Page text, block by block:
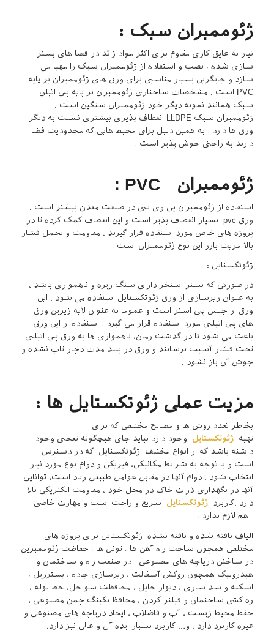
ژئوممبران سبک :
نیاز به عایق کاری مقاوم برای اکثر مواد زائد در فضا های بستر
سازی شده ، نصب و استفاده از ژئوممبران سبک را مهیا می
سازد و جایگزین بسیار مناسبی برای ورق های ژئوممبران بر پایه
PVC است . مشخصات ساختاری ژئوممبران بر پایه پلی اتیلن
سبک همانند نمونه دیگر خود ژئوممبران سنگین است .
ژئوممبران سبک LLDPE انعطاف پذیری بیشتری نسبت به دیگر
ورق ها دارد . به همین دلیل برای محیط هایی که محدودیت فضا
دارند به راحتی جوش پذیر است .
ژئوممبران PVC :
استفاده از ژئوممبران پی وی سی در صنعت معدن بیشتر است .
ورق pvc بسیار انعطاف پذیر است و این انعطاف کمک کرده تا در
پروژه های خاص مورد استفاده قرار گیرند . مقاومت و تحمل فشار
بالا مزیت بارز این نوع ژئوممبران است .
ژئوتکستایل :
در صورتی که بستر استخر دارای سنگ ریزه و ناهمواری باشد ،
به عنوان زیرسازی از ورق ژئوتکستایل استفاده می شود . این
ورق از جنس پلی استر است و عموما به عنوان لایه زیرین ورق
های پلی اتیلنی مورد استفاده قرار می گیرد . استفاده از این ورق
باعث می شود تا در گذشت زمان، ناهمواری ها به ورق پلی اتیلنی
تحت فشار آسیب نرسانند و ورق در بلند مدت دچار تاب نشده و
جوش آن باز نشود .
مزیت عملی ژئوتکستایل ها :
بخاطر تعدد روش ها و مصالح مختلفی که برای
تهیه ژئوتکستایل وجود دارد نباید جای هیچگونه تعجبی وجود
داشته باشد که از انواع مختلف ژئوتکستایل که در دسترس
است و با توجه به شرایط مکانیکی، فیزیکی و دوام نوع مورد نیاز
انتخاب شود . دوام آنها در مقابل عوامل طبیعی زیاد است، توانایی
آنها در نگهداری ذرات خاک در محل خود ، مقاومت الکتریکی بالا
دارد .کاربرد ژئوتکستایل سریع و راحت است و مهارت خاصی
هم لازم ندارد ،
الیاف بافته شده و بافته نشده ژئوتکستایل برای پروژه های
مختلفی همچون ساخت راه آهن ها ، تونل ها ، حفاظت ژئوممبرین
در ساختن دریاچه های مصنوعی در صنعت راه و ساختمان و
هیدرولیک همچون روکش آسفالت ، زیرسازی جاده ، بسترریل ،
اسکله و سد سازی ، دیوار حایل ، محافظت سواحل، خط لوله ،
زه کشی ساختمان و فیلتر کردن ، محافظ بکینگ چمن مصنوعی ،
حفظ محیط زیست ، آب و فاضلاب ، ایجاد دریاچه های مصنوعی و
غیره کاربرد دارد . و… کاربرد بسیار ایده آل و عالی نیز دارد.